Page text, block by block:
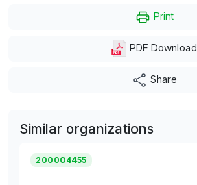
Print
PDF Download
Share
Similar organizations
200004455